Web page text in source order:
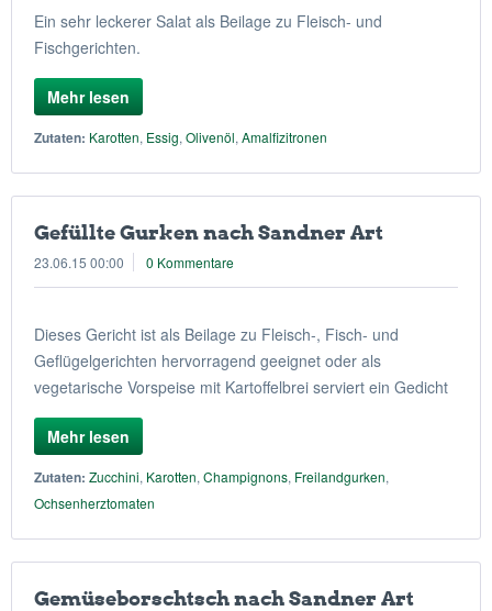
Ein sehr leckerer Salat als Beilage zu Fleisch- und
Fischgerichten.
Mehr lesen
Zutaten: Karotten, Essig, Olivenöl, Amalfizitronen
Gefüllte Gurken nach Sandner Art
23.06.15 00:00 0 Kommentare
Dieses Gericht ist als Beilage zu Fleisch-, Fisch- und
Geflügelgerichten hervorragend geeignet oder als
vegetarische Vorspeise mit Kartoffelbrei serviert ein Gedicht
Mehr lesen
Zutaten: Zucchini, Karotten, Champignons, Freilandgurken,
Ochsenherztomaten
Gemüseborschtsch nach Sandner Art